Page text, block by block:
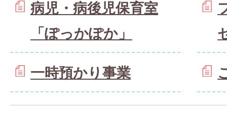
病児・病後児保育室
「ぽっかぽか」
一時預かり事業